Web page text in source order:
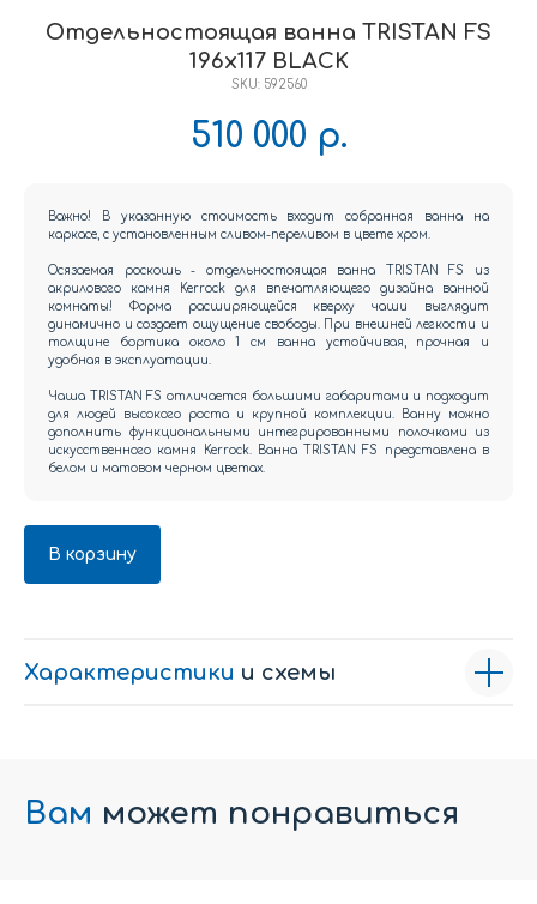
Отдельностоящая ванна TRISTAN FS
196x117 BLACK
SKU: 592560
510 000 р.
Важно! В указанную стоимость входит собранная ванна на
каркасе, с установленным сливом-переливом в цвете хром.
Осязаемая роскошь - отдельностоящая ванна TRISTAN FS из
акрилового камня Kerrock для впечатляющего дизайна ванной
комнаты! Форма расширяющейся кверху чаши выглядит
динамично и создает ощущение свободы. При внешней легкости и
толщине бортика около 1 см ванна устойчивая, прочная и
удобная в эксплуатации.
Чаша TRISTAN FS отличается большими габаритами и подходит
для людей высокого роста и крупной комплекции. Ванну можно
дополнить функциональными интегрированными полочками из
искусственного камня Kerrock. Ванна TRISTAN FS представлена в
белом и матовом черном цветах.
В корзину
Характеристики и схемы
Вам может понравиться